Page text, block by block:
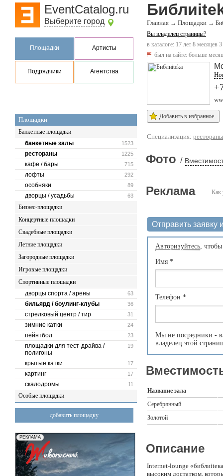
EventCatalog.ru
Выберите город
Площадки Артисты
Подрядчики Агентства
Площадки
Банкетные площадки
1523
банкетные залы
1225
рестораны
715
кафе / бары
292
лофты
89
особняки
63
дворцы / усадьбы
Бизнес-площадки
Концертные площадки
Свадебные площадки
Летние площадки
Загородные площадки
Игровые площадки
Спортивные площадки
63
дворцы спорта / арены
36
бильярд / боулинг-клубы
31
стрелковый центр / тир
24
зимние катки
23
пейнтбол
19
площадки для тест-драйва /
полигоны
17
крытые катки
17
картинг
11
скалодромы
Особые площадки
добавить площадку
Главная → Площадки →
Вы владелец страницы?
в каталоге: 17 лет 8 месяцев
был на сайте: больше
Добавить в избранное
Специализация: рестораны
Фото /
Как
Реклама
Отправить заявку
Авторизуйтесь,
Имя *
Телефон *
Мы не посредники -
владелец этой
Название зала
Серебрянный
Золотой
Описание
Internet-lounge
высоким достатком,